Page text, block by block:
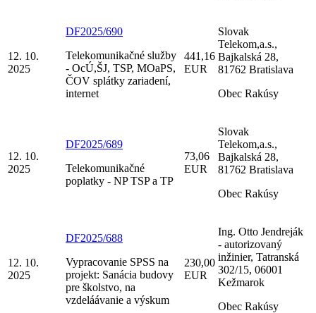
12. 10.
2025
DF2025/690
Telekomunikačné služby
- OcÚ,ŠJ, TSP, MOaPS,
ČOV splátky zariadení,
internet
441,16
EUR
Slovak
Telekom,a.s.,
Bajkalská 28,
81762 Bratislava
Obec Rakúsy
12. 10.
2025
DF2025/689
Telekomunikačné
poplatky - NP TSP a TP
73,06
EUR
Slovak
Telekom,a.s.,
Bajkalská 28,
81762 Bratislava
Obec Rakúsy
12. 10.
2025
DF2025/688
Vypracovanie SPSS na
projekt: Sanácia budovy
pre školstvo, na
vzdeláávanie a výskum
230,00
EUR
Ing. Otto Jendreják
- autorizovaný
inžinier, Tatranská
302/15, 06001
Kežmarok
Obec Rakúsy